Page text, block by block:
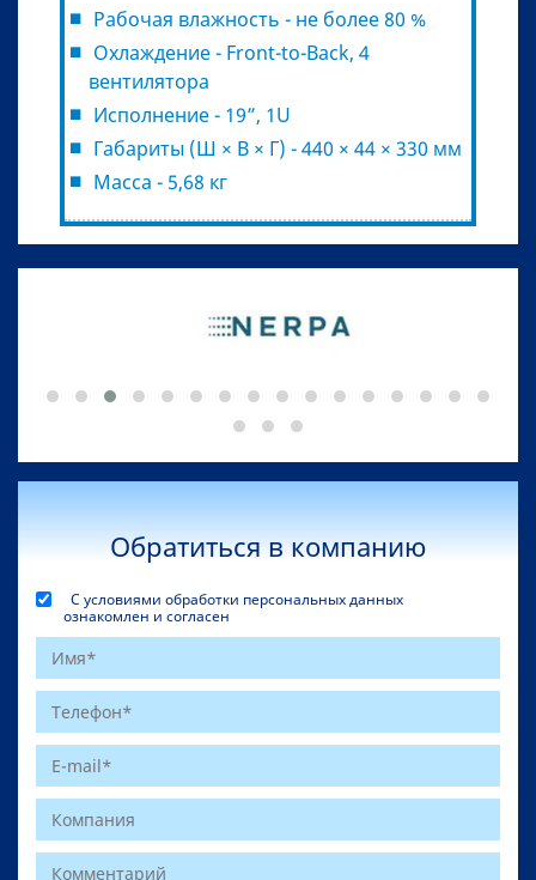
Рабочая влажность - не более 80 %
Охлаждение - Front-to-Back, 4
вентилятора
Исполнение - 19”, 1U
Габариты (Ш × В × Г) - 440 × 44 × 330 мм
Масса - 5,68 кг
Обратиться в компанию
С условиями обработки персональных данных
ознакомлен и согласен